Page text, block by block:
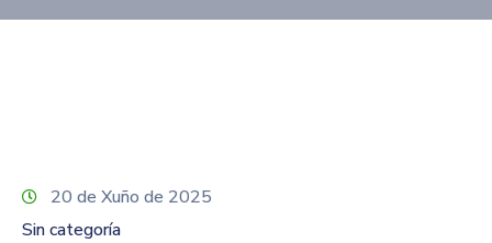
20 de Xuño de 2025
Sin categoría